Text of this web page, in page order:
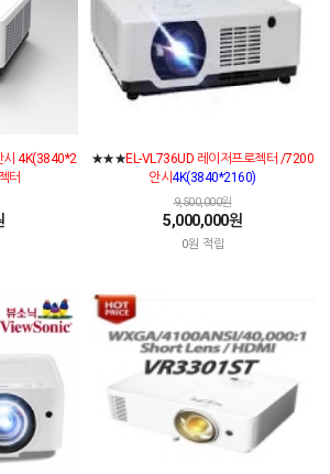
시 4K(3840*2
터
★★★EL-VL736UD 레이저프로젝터 /7200
안시4K(3840*2160)
9,500,000원
5,000,000원
0원 적립